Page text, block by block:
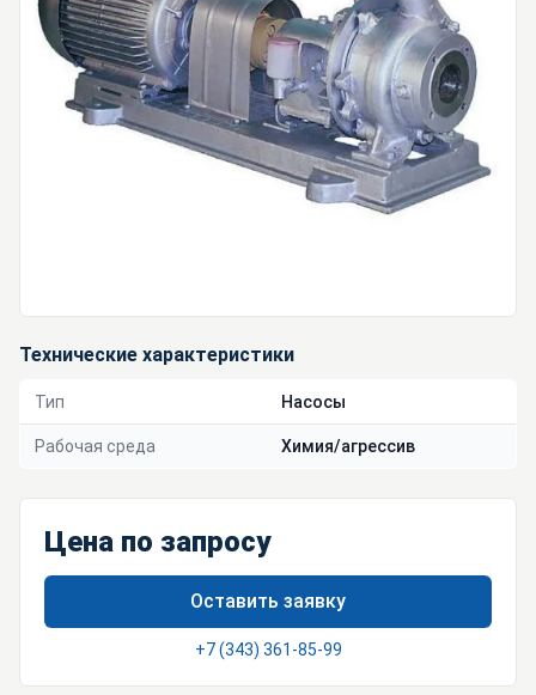
Технические характеристики
Тип Насосы
Рабочая среда Химия/агрессив
Цена по запросу
Оставить заявку
+7 (343) 361-85-99